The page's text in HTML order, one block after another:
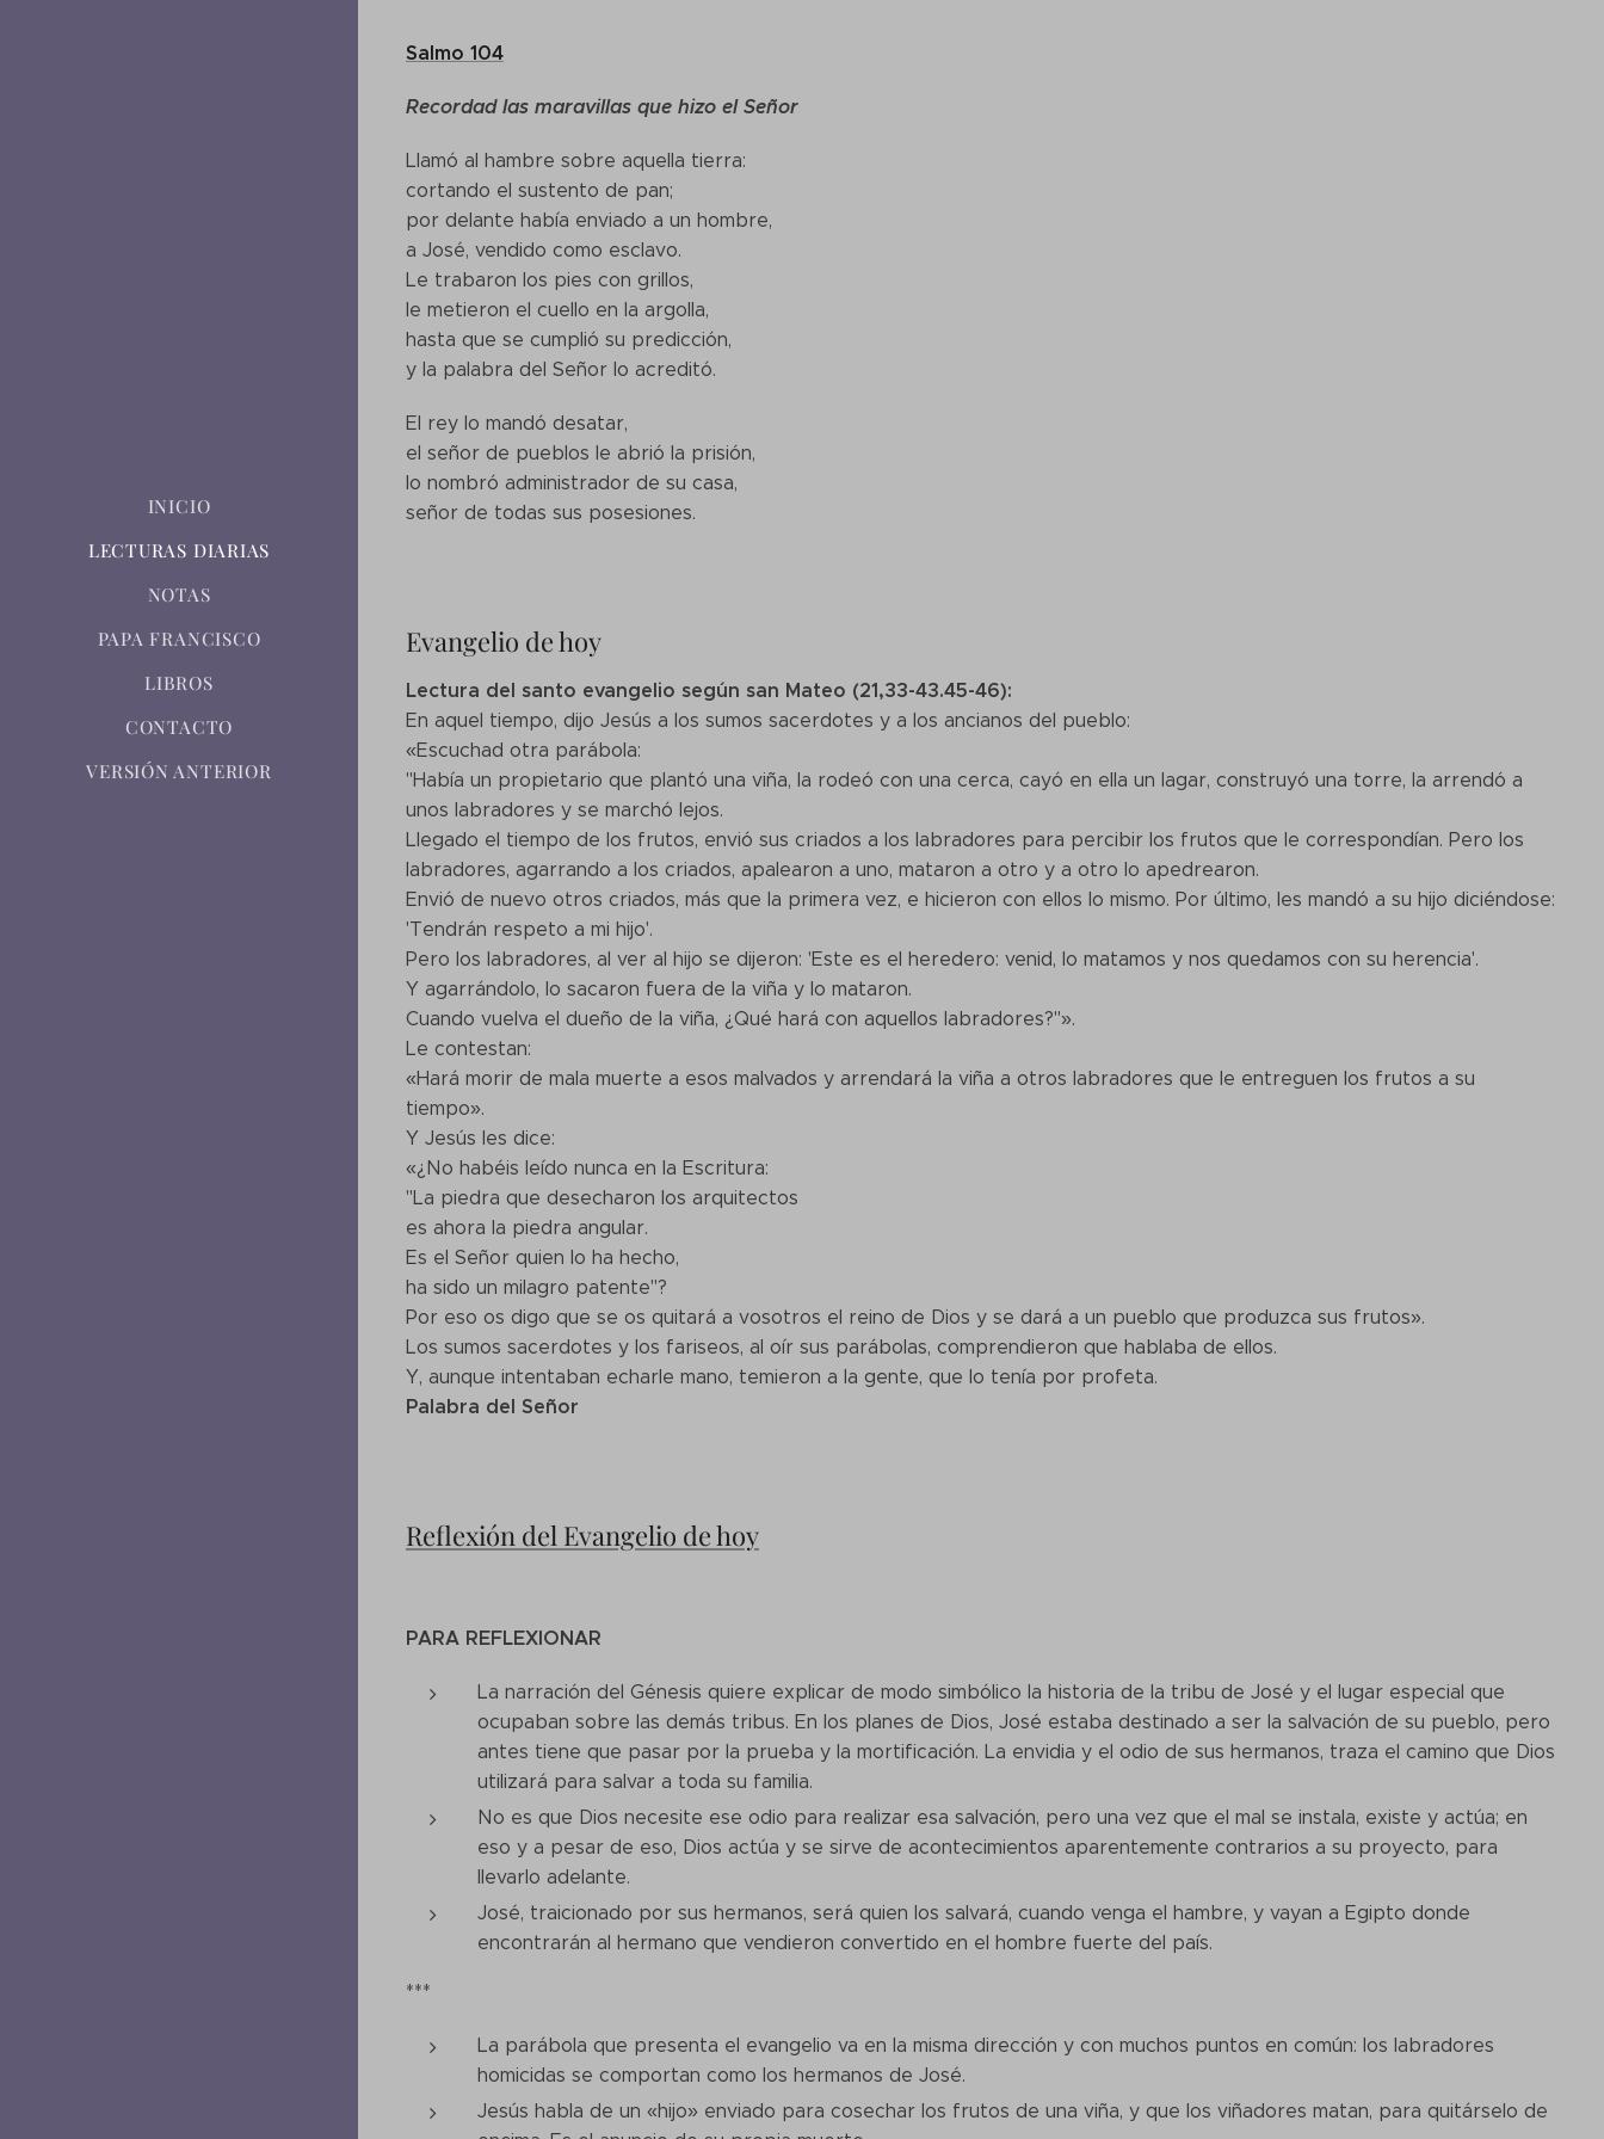
INICIO
LECTURAS DIARIAS
NOTAS
PAPA FRANCISCO
LIBROS
CONTACTO
VERSIÓN ANTERIOR
Salmo 104
Recordad las maravillas que hizo el Señor
Llamó al hambre sobre aquella tierra:
cortando el sustento de pan;
por delante había enviado a un hombre,
a José, vendido como esclavo.
Le trabaron los pies con grillos,
le metieron el cuello en la argolla,
hasta que se cumplió su predicción,
y la palabra del Señor lo acreditó.
El rey lo mandó desatar,
el señor de pueblos le abrió la prisión,
lo nombró administrador de su casa,
señor de todas sus posesiones.
Evangelio de hoy
Lectura del santo evangelio según san Mateo (21,33-43.45-46):
En aquel tiempo, dijo Jesús a los sumos sacerdotes y a los ancianos del pueblo:
«Escuchad otra parábola:
"Había un propietario que plantó una viña, la rodeó con una cerca, cayó en ella un lagar, construyó una torre, la arrendó a
unos labradores y se marchó lejos.
Llegado el tiempo de los frutos, envió sus criados a los labradores para percibir los frutos que le correspondían. Pero los
labradores, agarrando a los criados, apalearon a uno, mataron a otro y a otro lo apedrearon.
Envió de nuevo otros criados, más que la primera vez, e hicieron con ellos lo mismo. Por último, les mandó a su hijo diciéndose:
'Tendrán respeto a mi hijo'.
Pero los labradores, al ver al hijo se dijeron: 'Este es el heredero: venid, lo matamos y nos quedamos con su herencia'.
Y agarrándolo, lo sacaron fuera de la viña y lo mataron.
Cuando vuelva el dueño de la viña, ¿Qué hará con aquellos labradores?"».
Le contestan:
«Hará morir de mala muerte a esos malvados y arrendará la viña a otros labradores que le entreguen los frutos a su
tiempo».
Y Jesús les dice:
«¿No habéis leído nunca en la Escritura:
"La piedra que desecharon los arquitectos
es ahora la piedra angular.
Es el Señor quien lo ha hecho,
ha sido un milagro patente"?
Por eso os digo que se os quitará a vosotros el reino de Dios y se dará a un pueblo que produzca sus frutos».
Los sumos sacerdotes y los fariseos, al oír sus parábolas, comprendieron que hablaba de ellos.
Y, aunque intentaban echarle mano, temieron a la gente, que lo tenía por profeta.
Palabra del Señor
Reflexión del Evangelio de hoy
PARA REFLEXIONAR
La narración del Génesis quiere explicar de modo simbólico la historia de la tribu de José y el lugar especial que
ocupaban sobre las demás tribus. En los planes de Dios, José estaba destinado a ser la salvación de su pueblo, pero
antes tiene que pasar por la prueba y la mortificación. La envidia y el odio de sus hermanos, traza el camino que Dios
utilizará para salvar a toda su familia.
No es que Dios necesite ese odio para realizar esa salvación, pero una vez que el mal se instala, existe y actúa; en
eso y a pesar de eso, Dios actúa y se sirve de acontecimientos aparentemente contrarios a su proyecto, para
llevarlo adelante.
José, traicionado por sus hermanos, será quien los salvará, cuando venga el hambre, y vayan a Egipto donde
encontrarán al hermano que vendieron convertido en el hombre fuerte del país.
***
La parábola que presenta el evangelio va en la misma dirección y con muchos puntos en común: los labradores
homicidas se comportan como los hermanos de José.
Jesús habla de un «hijo» enviado para cosechar los frutos de una viña, y que los viñadores matan, para quitárselo de